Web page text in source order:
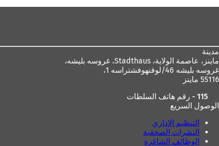
مدينة
ماينز، عاصمة الولاية،
غروسه بليشه 46/لوفنهوفشتراسه 1،
55116 ماينز
115 - رقم هاتف السلطات
الوصول السريع
التنظيم الإداري
النشرات الصحفية
الوظائف الشاغرة